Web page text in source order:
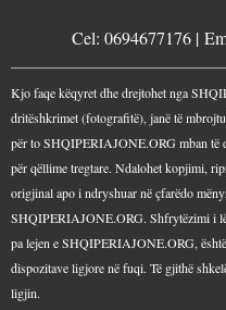
Cel: 0694677176 |
Kjo faqe këqyret dhe drejtohet nga
dritëshkrimet (fotografitë), janë të
për to SHQIPERIAJONE.ORG mban të
për qëllime tregtare. Ndalohet kopjimi,
origjinal apo i ndryshuar në çfarëdo
SHQIPERIAJONE.ORG. Shfrytëzimi i
pa lejen e SHQIPERIAJONE.ORG,
dispozitave ligjore në fuqi. Të gjithë
ligjin.